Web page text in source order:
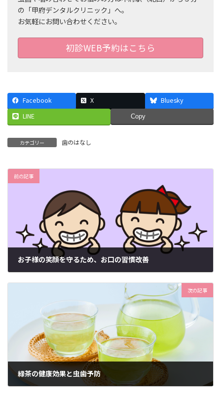
の「甲府デンタルクリニック」へ。
お気軽にお問い合わせください。
初診WEB予約はこちら
Facebook X
Bluesky
LINE
Copy
カテゴリー 歯のはなし
前の記事
お子様の笑顔を守るため、お口の習慣改善
次の記事
緑茶の健康効果と虫歯予防